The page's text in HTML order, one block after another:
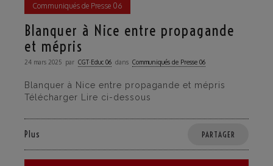
Communiqués de Presse 06
Blanquer à Nice entre propagande
et mépris
24 mars 2025 par CGT·Educ 06 dans Communiqués de Presse 06
Blanquer à Nice entre propagande et mépris
Télécharger Lire ci-dessous
Plus PARTAGER